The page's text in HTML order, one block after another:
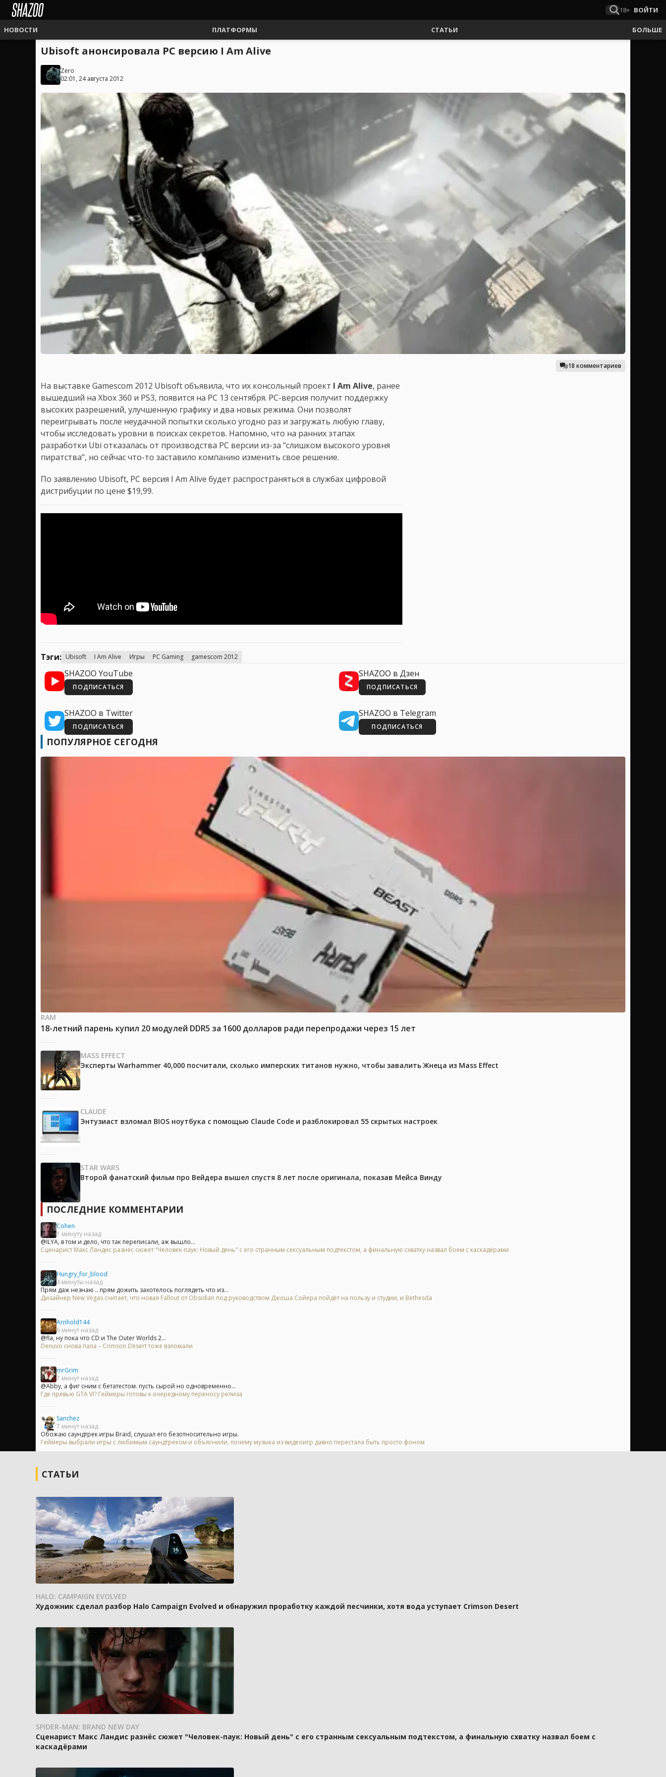
18+ ВОЙТИ
НОВОСТИ ПЛАТФОРМЫ СТАТЬИ БОЛЬШЕ
Ubisoft анонсировала PC версию I Am Alive
Zero
02:01, 24 августа 2012
18 комментариев
На выставке Gamescom 2012 Ubisoft объявила, что их консольный проект I Am Alive, ранее
вышедший на Xbox 360 и PS3, появится на РС 13 сентября. РС-версия получит поддержку
высоких разрешений, улучшенную графику и два новых режима. Они позволят
переигрывать после неудачной попытки сколько угодно раз и загружать любую главу,
чтобы исследовать уровни в поисках секретов. Напомню, что на ранних этапах
разработки Ubi отказалась от производства PC версии из-за "слишком высокого уровня
пиратства", но сейчас что-то заставило компанию изменить свое решение.
По заявлению Ubisoft, PC версия I Am Alive будет распространяться в службах цифровой
дистрибуции по цене $19,99.
Тэги: Ubisoft I Am Alive Игры PC Gaming gamescom 2012
SHAZOO YouTube
ПОДПИСАТЬСЯ
SHAZOO в Дзен
ПОДПИСАТЬСЯ
SHAZOO в Twitter
ПОДПИСАТЬСЯ
SHAZOO в Telegram
ПОДПИСАТЬСЯ
ПОПУЛЯРНОЕ СЕГОДНЯ
RAM
18-летний парень купил 20 модулей DDR5 за 1600 долларов ради перепродажи через 15 лет
MASS EFFECT
Эксперты Warhammer 40,000 посчитали, сколько имперских титанов нужно, чтобы завалить Жнеца из Mass Effect
CLAUDE
Энтузиаст взломал BIOS ноутбука с помощью Claude Code и разблокировал 55 скрытых настроек
STAR WARS
Второй фанатский фильм про Вейдера вышел спустя 8 лет после оригинала, показав Мейса Винду
ПОСЛЕДНИЕ КОММЕНТАРИИ
Cohen
1 минуту назад
@ILYA, в том и дело, что так переписали, аж вышло...
Сценарист Макс Ландис разнёс сюжет "Человек-паук: Новый день" с его странным сексуальным подтекстом, а финальную схватку назвал боем с каскадёрами
Hungry_for_blood
4 минуты назад
Прям даж незнаю .. прям дожить захотелось поглядеть что из...
Дизайнер New Vegas считает, что новая Fallout от Obsidian под руководством Джоша Сойера пойдёт на пользу и студии, и Bethesda
Arnhold144
6 минут назад
@fla, ну пока что CD и The Outer Worlds 2...
Denuvo снова пала – Crimson Desert тоже взломали
mrGrim
7 минут назад
@Abby, а фиг сним с бетатестом. пусть сырой но одновременно...
Где превью GTA VI? Геймеры готовы к очередному переносу релиза
Sanchez
7 минут назад
Обожаю саундтрек игры Braid, слушал его безотносительно игры.
Геймеры выбрали игры с любимым саундтреком и объяснили, почему музыка из видеоигр давно перестала быть просто фоном
СТАТЬИ
HALO: CAMPAIGN EVOLVED
Художник сделал разбор Halo Campaign Evolved и обнаружил проработку каждой песчинки, хотя вода уступает Crimson Desert
SPIDER-MAN: BRAND NEW DAY
Сценарист Макс Ландис разнёс сюжет "Человек-паук: Новый день" с его странным сексуальным подтекстом, а финальную схватку назвал боем с
каскадёрами